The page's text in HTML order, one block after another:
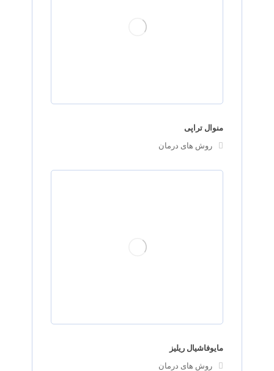
منوال تراپی
روش های درمان
مایوفاشیال ریلیز
روش های درمان